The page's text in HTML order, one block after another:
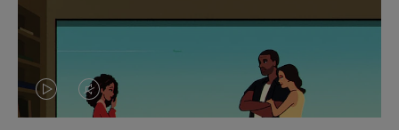
DASVIDEO